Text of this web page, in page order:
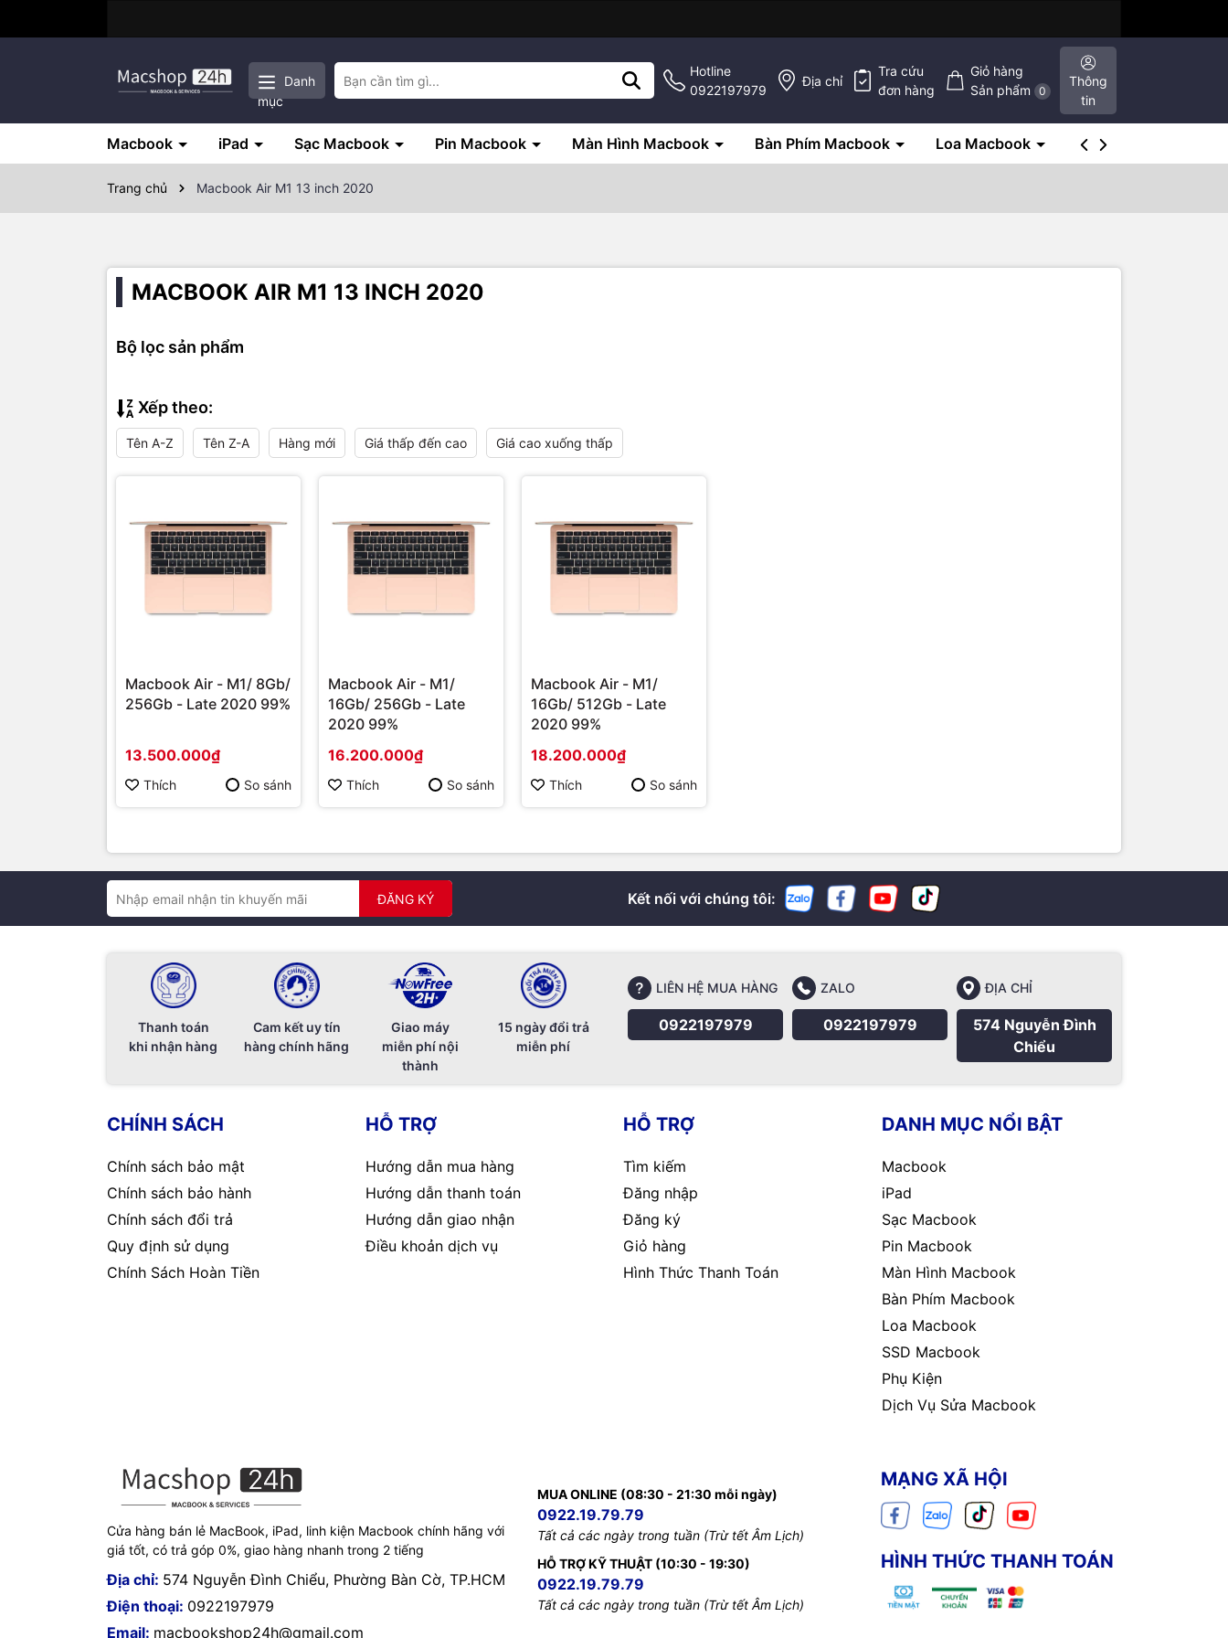
Danh
mục
Hotline
0922197979
Địa chỉ
Tra cứu
đơn hàng
Giỏ hàng
Sản phẩm
0
Thông
tin
Macbook iPad Sạc Macbook Pin Macbook Màn Hình Macbook Bàn Phím Macbook Loa Macbook SSD Macbook
Trang chủ Macbook Air M1 13 inch 2020
MACBOOK AIR M1 13 INCH 2020
Bộ lọc sản phẩm
Xếp theo:
Tên A-Z Tên Z-A Hàng mới Giá thấp đến cao Giá cao xuống thấp
Macbook Air - M1/ 8Gb/
256Gb - Late 2020 99%
13.500.000₫
Thích So sánh
Macbook Air - M1/
16Gb/ 256Gb - Late
2020 99%
16.200.000₫
Thích So sánh
Macbook Air - M1/
16Gb/ 512Gb - Late
2020 99%
18.200.000₫
Thích So sánh
ĐĂNG KÝ Kết nối với chúng tôi:
Thanh toán
khi nhận hàng
Cam kết uy tín
hàng chính hãng
Giao máy
miễn phí nội
thành
15 ngày đổi trả
miễn phí
LIÊN HỆ MUA HÀNG
0922197979
ZALO
0922197979
ĐỊA CHỈ
574 Nguyễn Đình
Chiểu
CHÍNH SÁCH
Chính sách bảo mật
Chính sách bảo hành
Chính sách đổi trả
Quy định sử dụng
Chính Sách Hoàn Tiền
HỖ TRỢ
Hướng dẫn mua hàng
Hướng dẫn thanh toán
Hướng dẫn giao nhận
Điều khoản dịch vụ
HỖ TRỢ
Tìm kiếm
Đăng nhập
Đăng ký
Giỏ hàng
Hình Thức Thanh Toán
DANH MỤC NỔI BẬT
Macbook
iPad
Sạc Macbook
Pin Macbook
Màn Hình Macbook
Bàn Phím Macbook
Loa Macbook
SSD Macbook
Phụ Kiện
Dịch Vụ Sửa Macbook
Cửa hàng bán lẻ MacBook, iPad, linh kiện Macbook chính hãng với
giá tốt, có trả góp 0%, giao hàng nhanh trong 2 tiếng
Địa chỉ: 574 Nguyễn Đình Chiểu, Phường Bàn Cờ, TP.HCM
Điện thoại: 0922197979
Email: macbookshop24h@gmail.com
MUA ONLINE (08:30 - 21:30 mỗi ngày)
0922.19.79.79
Tất cả các ngày trong tuần (Trừ tết Âm Lịch)
HỖ TRỢ KỸ THUẬT (10:30 - 19:30)
0922.19.79.79
Tất cả các ngày trong tuần (Trừ tết Âm Lịch)
MẠNG XÃ HỘI
HÌNH THỨC THANH TOÁN